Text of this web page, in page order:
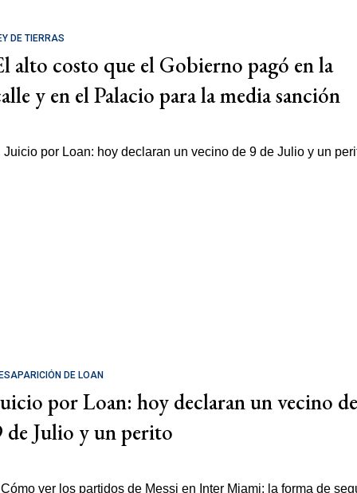
DE TIERRAS
alto costo que el Gobierno pagó en la
y en el Palacio para la media sanción
DE LOAN
por Loan: hoy declaran un vecino de
de Julio y un perito